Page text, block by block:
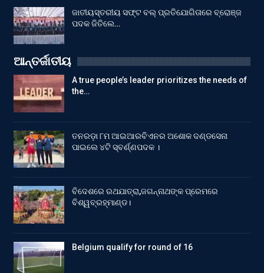
ଜାତୀୟସ୍ତରୀୟ ସଫ୍ଟ ବଲ୍ ପ୍ରତିଯୋଗିତାରେ ବ୍ରୋଞ୍ଜ
ପଦକ ଜିତିଲେ…
ଆନ୍ତର୍ଜାତୀୟ
A true people’s leader prioritizes the needs of
the…
ତନରଡ଼ା ୮ମ ଆଇଆରବିଏନର ଅଶୋକ ଦଣ୍ଡସେନା
ପାଇଲେ ୪ଟି ସ୍ବର୍ଣ୍ଣପଦକ ।
ବିଦେଶରେ ରଥଯାତ୍ରା,ଜଗନ୍ନାଥଙ୍କ ପ୍ରେମରେ
ବିଶ୍ୱବ୍ରହ୍ମାଣ୍ଡ।
Belgium qualify for round of 16